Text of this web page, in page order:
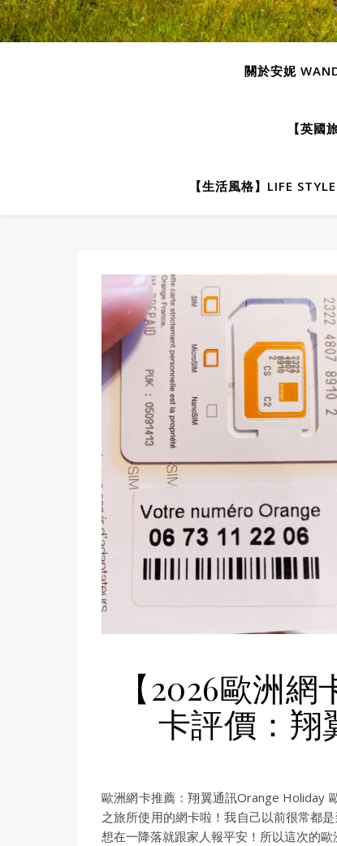
關於安妮
【英國
【生活風格】LIFE STYLE
【2026歐洲
卡評價：翔
歐洲網卡推薦：翔翼通訊Orange Holiday
之旅所使用的網卡啦！我自己以前很常都
想在一降落就跟家人報平安！所以這次的